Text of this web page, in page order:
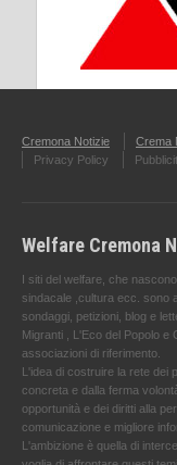
Cremona Notizie Crema
Privacy Policy
Welfare Cremona
I siti del welfare, che
sindacale ,cultura ecc. sono
sondaggi, petizioni, blog e
Migranti , L'Eco del Popolo e
associazioni di riferimento.
L'idea di costruire la rete
concreta e dalla ferma
opportunità e dei diritti alla
comunicazione e migliore
L'ambizione è quella di